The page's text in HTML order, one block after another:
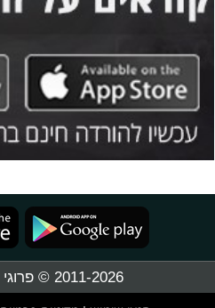
2011-2026 © פרוגי תקשורת בע"מ